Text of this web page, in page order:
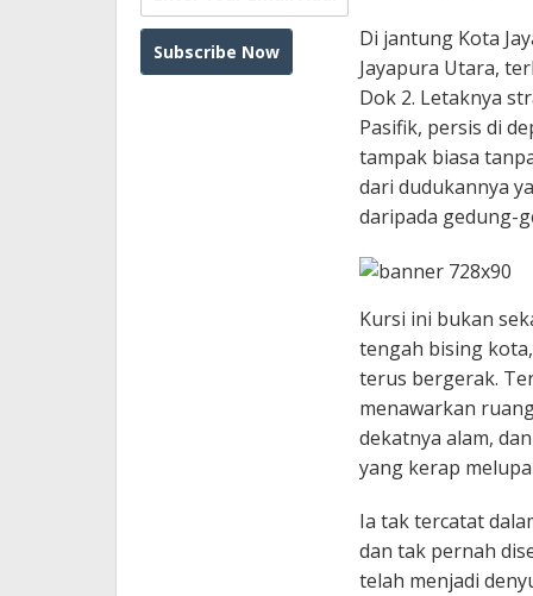
Di jantung Kota
Jayapura Utara,
Dok 2. Letaknya
Pasifik, persis di
tampak biasa
dari dudukannya
daripada gedung-
Kursi ini bukan
tengah bising
terus bergerak.
menawarkan
dekatnya alam,
yang kerap
Ia tak tercatat
dan tak pernah
telah menjadi